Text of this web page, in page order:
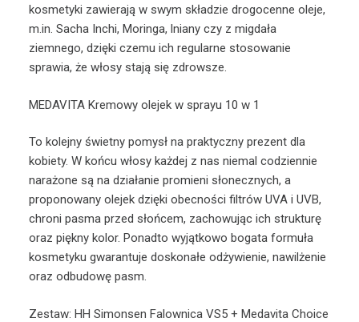
kosmetyki zawierają w swym składzie drogocenne oleje,
m.in. Sacha Inchi, Moringa, lniany czy z migdała
ziemnego, dzięki czemu ich regularne stosowanie
sprawia, że włosy stają się zdrowsze.
MEDAVITA Kremowy olejek w sprayu 10 w 1
To kolejny świetny pomysł na praktyczny prezent dla
kobiety. W końcu włosy każdej z nas niemal codziennie
narażone są na działanie promieni słonecznych, a
proponowany olejek dzięki obecności filtrów UVA i UVB,
chroni pasma przed słońcem, zachowując ich strukturę
oraz piękny kolor. Ponadto wyjątkowo bogata formuła
kosmetyku gwarantuje doskonałe odżywienie, nawilżenie
oraz odbudowę pasm.
Zestaw: HH Simonsen Falownica VS5 + Medavita Choice